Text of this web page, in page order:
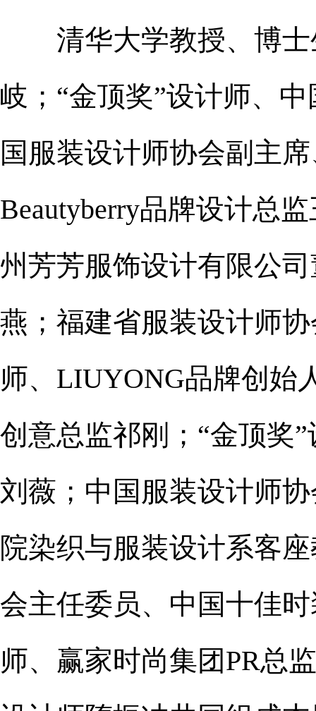
清华大学教授、博士
岐；“金顶奖”设计师、
国服装设计师协会副主
Beautyberry品牌设计总
州芳芳服饰设计有限公
燕；福建省服装设计师
师、LIUYONG品牌创始
创意总监祁刚；“金顶奖
刘薇；中国服装设计师
院染织与服装设计系客
会主任委员、中国十佳
师、赢家时尚集团PR总